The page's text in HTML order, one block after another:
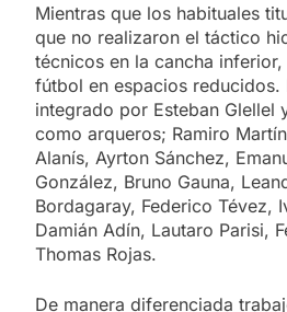
Mientras que los habituales
que no realizaron el táctico
técnicos en la cancha
fútbol en espacios reducidos.
integrado por Esteban Glellel
como arqueros; Ramiro
Alanís, Ayrton Sánchez,
González, Bruno Gauna,
Bordagaray, Federico Tévez,
Damián Adín, Lautaro Parisi,
Thomas Rojas.
De manera diferenciada